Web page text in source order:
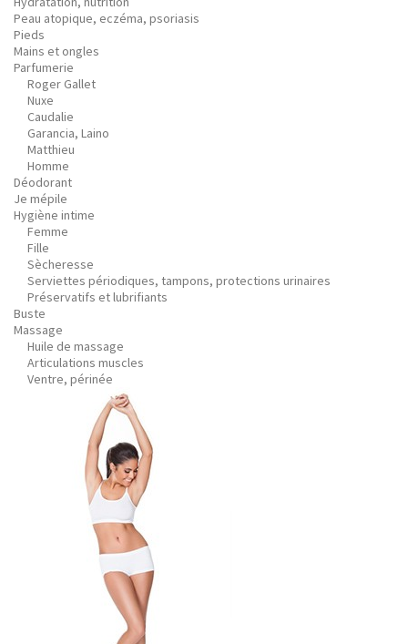
Peau atopique, eczéma, psoriasis
Pieds
Mains et ongles
Parfumerie
Roger Gallet
Nuxe
Caudalie
Garancia, Laino
Matthieu
Homme
Déodorant
Je mépile
Hygiène intime
Femme
Fille
Sècheresse
Serviettes périodiques, tampons, protections urinaires
Préservatifs et lubrifiants
Buste
Massage
Huile de massage
Articulations muscles
Ventre, périnée